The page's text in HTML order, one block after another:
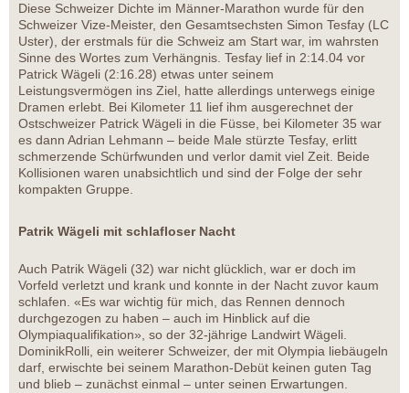
Diese Schweizer Dichte im Männer-Marathon wurde für den
Schweizer Vize-Meister, den Gesamtsechsten Simon Tesfay (LC
Uster), der erstmals für die Schweiz am Start war, im wahrsten
Sinne des Wortes zum Verhängnis. Tesfay lief in 2:14.04 vor
Patrick Wägeli (2:16.28) etwas unter seinem
Leistungsvermögen ins Ziel, hatte allerdings unterwegs einige
Dramen erlebt. Bei Kilometer 11 lief ihm ausgerechnet der
Ostschweizer Patrick Wägeli in die Füsse, bei Kilometer 35 war
es dann Adrian Lehmann – beide Male stürzte Tesfay, erlitt
schmerzende Schürfwunden und verlor damit viel Zeit. Beide
Kollisionen waren unabsichtlich und sind der Folge der sehr
kompakten Gruppe.
Patrik Wägeli mit schlafloser Nacht
Auch Patrik Wägeli (32) war nicht glücklich, war er doch im
Vorfeld verletzt und krank und konnte in der Nacht zuvor kaum
schlafen. «Es war wichtig für mich, das Rennen dennoch
durchgezogen zu haben – auch im Hinblick auf die
Olympiaqualifikation», so der 32-jährige Landwirt Wägeli.
DominikRolli, ein weiterer Schweizer, der mit Olympia liebäugeln
darf, erwischte bei seinem Marathon-Debüt keinen guten Tag
und blieb – zunächst einmal – unter seinen Erwartungen.